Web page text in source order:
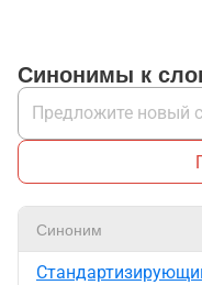
Синонимы к
Синоним